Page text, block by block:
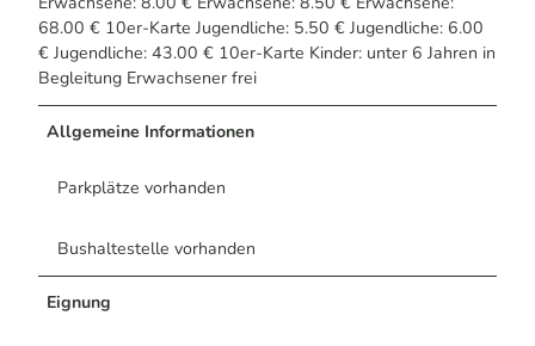
68.00 € 10er-Karte Jugendliche: 5.50 € Jugendliche: 6.00
€ Jugendliche: 43.00 € 10er-Karte Kinder: unter 6 Jahren in
Begleitung Erwachsener frei
Allgemeine Informationen
Parkplätze vorhanden
Bushaltestelle vorhanden
Eignung